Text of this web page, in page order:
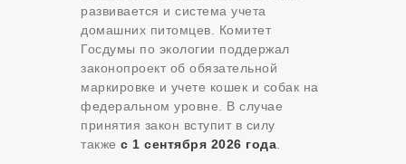
развивается и система учета
домашних питомцев. Комитет
Госдумы по экологии поддержал
законопроект об обязательной
маркировке и учете кошек и собак на
федеральном уровне. В случае
принятия закон вступит в силу
также с 1 сентября 2026 года